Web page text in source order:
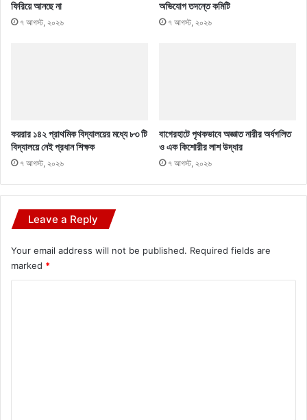
ফিরিয়ে আনছে না
৭ আগস্ট, ২০২৬
অভিযোগ তদন্তে কমিটি
৭ আগস্ট, ২০২৬
কয়রার ১৪২ প্রাথমিক বিদ্যালয়ের মধ্যে ৮৩ টি
বিদ্যালয়ে নেই প্রধান শিক্ষক
৭ আগস্ট, ২০২৬
বাগেরহাটে পৃথকভাবে অজ্ঞাত নারীর অর্ধগলিত
ও এক কিশোরীর লাশ উদ্ধার
৭ আগস্ট, ২০২৬
Leave a Reply
Your email address will not be published. Required fields are
marked *